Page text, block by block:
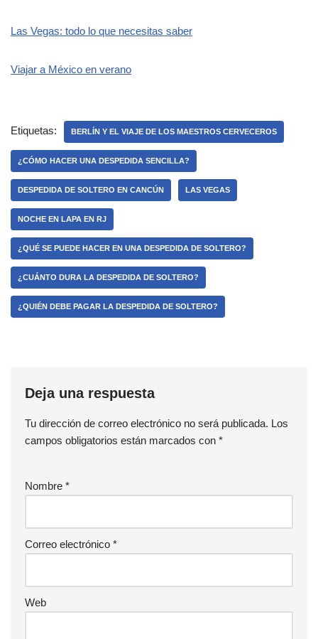
Las Vegas: todo lo que necesitas saber
Viajar a México en verano
Etiquetas: BERLÍN Y EL VIAJE DE LOS MAESTROS CERVECEROS
¿CÓMO HACER UNA DESPEDIDA SENCILLA?
DESPEDIDA DE SOLTERO EN CANCÚN LAS VEGAS
NOCHE EN LAPA EN RJ
¿QUÉ SE PUEDE HACER EN UNA DESPEDIDA DE SOLTERO?
¿CUÁNTO DURA LA DESPEDIDA DE SOLTERO?
¿QUIÉN DEBE PAGAR LA DESPEDIDA DE SOLTERO?
Deja una respuesta
Tu dirección de correo electrónico no será publicada. Los
campos obligatorios están marcados con *
Nombre *
Correo electrónico *
Web